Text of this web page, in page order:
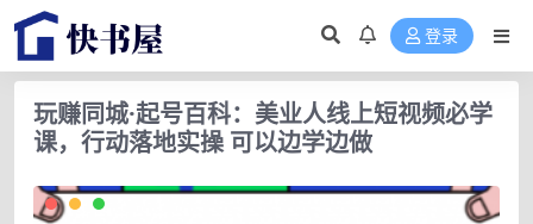
登录
玩赚同城·起号百科：美业人线上短视频必学
课，行动落地实操 可以边学边做